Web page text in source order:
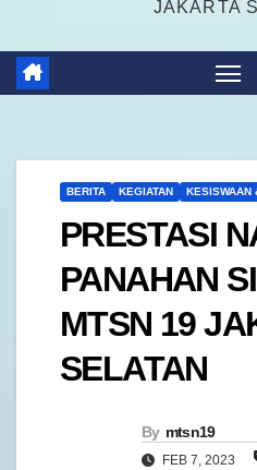
JAKARTA
BERITA KEGIATAN KESISWAAN
PRESTASI
PANAHAN
MTSN 19
SELATAN
By mtsn19
FEB 7, 2023